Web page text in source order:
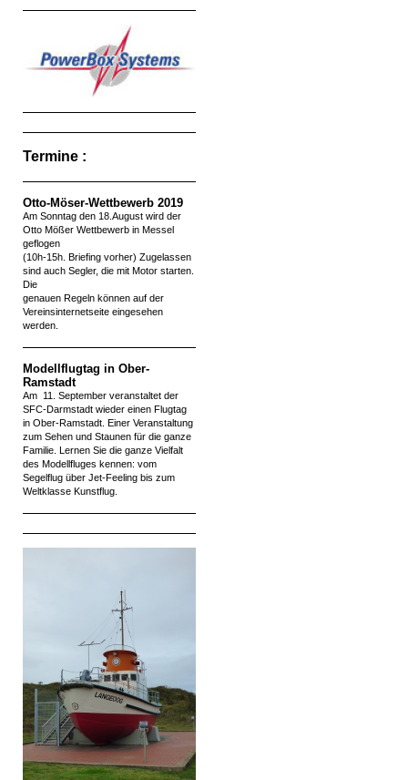
Termine :
Otto-Möser-Wettbewerb 2019
Am Sonntag den 18.August wird der
Otto Mößer Wettbewerb in Messel
geflogen
(10h-15h. Briefing vorher) Zugelassen
sind auch Segler, die mit Motor starten.
Die
genauen Regeln können auf der
Vereinsinternetseite eingesehen
werden.
Modellflugtag in Ober-
Ramstadt
Am 11. September veranstaltet der
SFC-Darmstadt wieder einen Flugtag
in Ober-Ramstadt. Einer Veranstaltung
zum Sehen und Staunen für die ganze
Familie. Lernen Sie die ganze Vielfalt
des Modellfluges kennen: vom
Segelflug über Jet-Feeling bis zum
Weltklasse Kunstflug.